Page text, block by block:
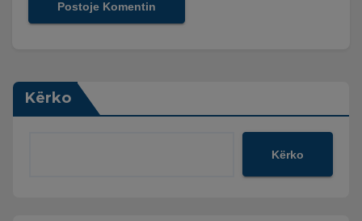
Kërko
Kërko